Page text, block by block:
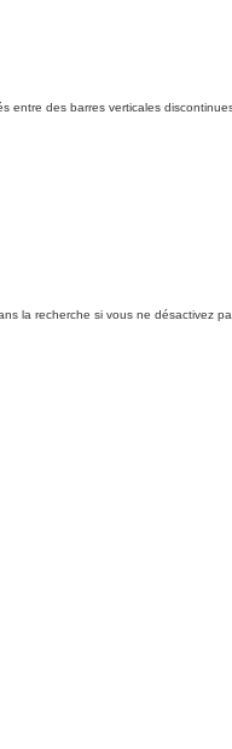
des barres verticales
recherche si vous ne désactivez